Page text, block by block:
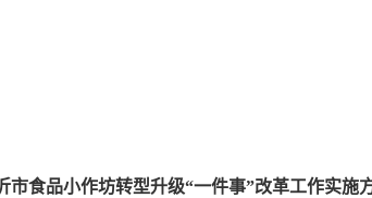
市食品小作坊转型升级“一件事”改革工作实施